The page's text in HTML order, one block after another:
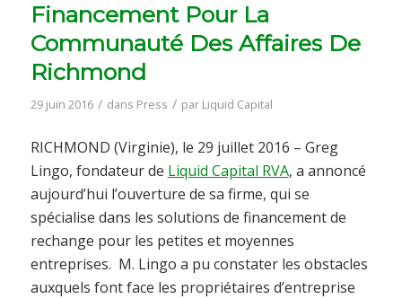
Financement Pour La
Communauté Des Affaires De
Richmond
29 juin 2016 / dans Press / par Liquid Capital
RICHMOND (Virginie), le 29 juillet 2016 – Greg
Lingo, fondateur de Liquid Capital RVA, a annoncé
aujourd’hui l’ouverture de sa firme, qui se
spécialise dans les solutions de financement de
rechange pour les petites et moyennes
entreprises. M. Lingo a pu constater les obstacles
auxquels font face les propriétaires d’entreprise